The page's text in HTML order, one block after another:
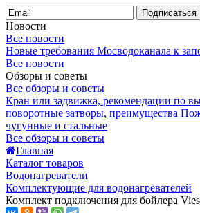
Подписаться
Новости
Все новости
Новые требования Мосводоканала к
Все новости
Обзоры и советы
Все обзоры и советы
Кран или задвижка, рекомендации по
поворотные затворы, преимущества
чугунные и стальные
Все обзоры и советы
Главная
Каталог товаров
Водонагреватели
Комплектующие для водонагревателей
Комплект подключения для бойлера